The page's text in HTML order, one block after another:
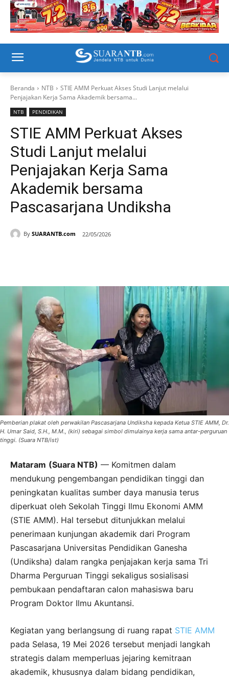
Beranda NTB
STIE AMM Perkuat Akses Studi Lanjut melalui
Penjajakan Kerja Sama Akademik bersama...
NTB PENDIDIKAN
STIE AMM Perkuat Akses
Studi Lanjut melalui
Penjajakan Kerja Sama
Akademik bersama
Pascasarjana Undiksha
By SUARANTB.com 22/05/2026
Pemberian plakat oleh perwakilan Pascasarjana Undiksha kepada Ketua STIE AMM, Dr.
H. Umar Said, S.H., M.M., (kiri) sebagai simbol dimulainya kerja sama antar-perguruan
tinggi. (Suara NTB/ist)
Mataram (Suara NTB) — Komitmen dalam
mendukung pengembangan pendidikan tinggi dan
peningkatan kualitas sumber daya manusia terus
diperkuat oleh Sekolah Tinggi Ilmu Ekonomi AMM
(STIE AMM). Hal tersebut ditunjukkan melalui
penerimaan kunjungan akademik dari Program
Pascasarjana Universitas Pendidikan Ganesha
(Undiksha) dalam rangka penjajakan kerja sama Tri
Dharma Perguruan Tinggi sekaligus sosialisasi
pembukaan pendaftaran calon mahasiswa baru
Program Doktor Ilmu Akuntansi.
Kegiatan yang berlangsung di ruang rapat STIE AMM
pada Selasa, 19 Mei 2026 tersebut menjadi langkah
strategis dalam memperluas jejaring kemitraan
akademik, khususnya dalam bidang pendidikan,